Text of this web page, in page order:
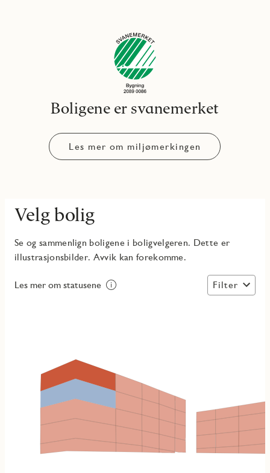
Boligene er svanemerket
Les mer om miljømerkingen
Velg bolig
Se og sammenlign boligene i boligvelgeren. Dette er
illustrasjonsbilder. Avvik kan forekomme.
Les mer om statusene Filter